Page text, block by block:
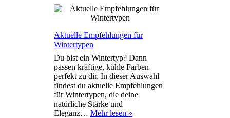
Frühlingstypen
Aktuelle Empfehlungen für
Wintertypen
Du bist ein Wintertyp? Dann
passen kräftige, kühle Farben
perfekt zu dir. In dieser Auswahl
findest du aktuelle Empfehlungen
für Wintertypen, die deine
natürliche Stärke und
Eleganz… Mehr lesen »Aktuelle